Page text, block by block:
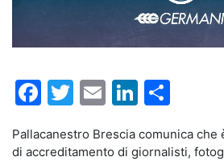
Facebook
Twitter
EmailLinkedIn
Pallacanestro Brescia comunica che
di accreditamento di giornalisti,